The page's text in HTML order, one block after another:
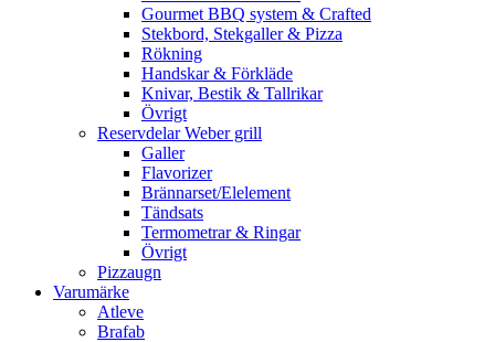
Gourmet BBQ system & Crafted
Stekbord, Stekgaller & Pizza
Rökning
Handskar & Förkläde
Knivar, Bestik & Tallrikar
Övrigt
Reservdelar Weber grill
Galler
Flavorizer
Brännarset/Elelement
Tändsats
Termometrar & Ringar
Övrigt
Pizzaugn
Varumärke
Atleve
Brafab